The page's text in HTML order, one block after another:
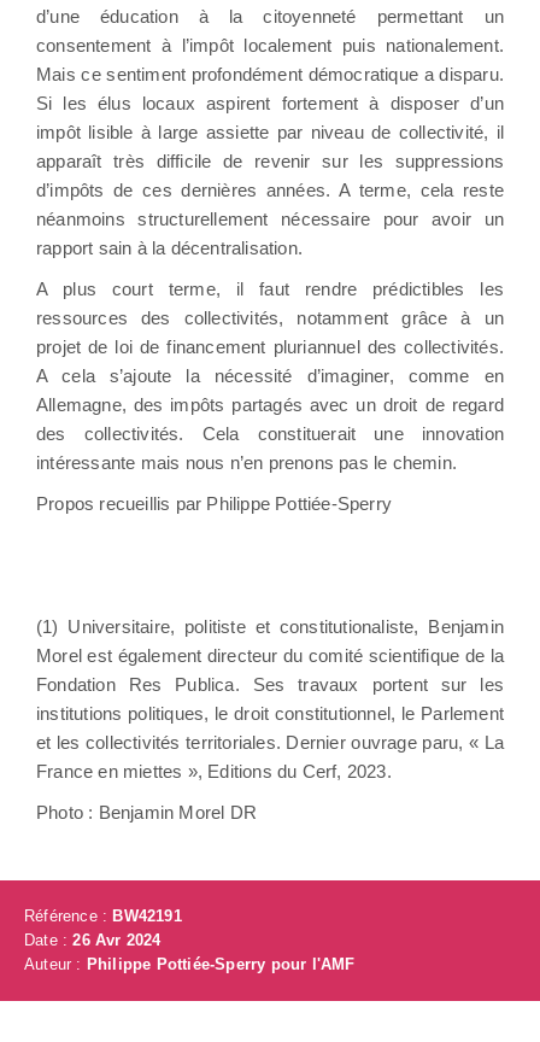
d’une éducation à la citoyenneté permettant un
consentement à l’impôt localement puis nationalement.
Mais ce sentiment profondément démocratique a disparu.
Si les élus locaux aspirent fortement à disposer d’un
impôt lisible à large assiette par niveau de collectivité, il
apparaît très difficile de revenir sur les suppressions
d’impôts de ces dernières années. A terme, cela reste
néanmoins structurellement nécessaire pour avoir un
rapport sain à la décentralisation.
A plus court terme, il faut rendre prédictibles les
ressources des collectivités, notamment grâce à un
projet de loi de financement pluriannuel des collectivités.
A cela s’ajoute la nécessité d’imaginer, comme en
Allemagne, des impôts partagés avec un droit de regard
des collectivités. Cela constituerait une innovation
intéressante mais nous n’en prenons pas le chemin.
Propos recueillis par Philippe Pottiée-Sperry
(1) Universitaire, politiste et constitutionaliste, Benjamin
Morel est également directeur du comité scientifique de la
Fondation Res Publica. Ses travaux portent sur les
institutions politiques, le droit constitutionnel, le Parlement
et les collectivités territoriales. Dernier ouvrage paru, « La
France en miettes », Editions du Cerf, 2023.
Photo : Benjamin Morel DR
Référence : BW42191
Date :26 Avr 2024
Auteur : Philippe Pottiée-Sperry pour l'AMF